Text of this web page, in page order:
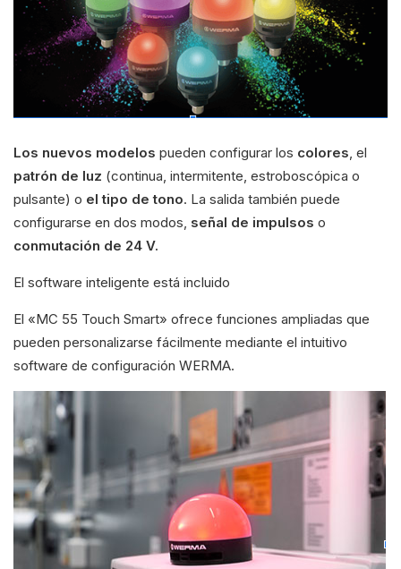
Los nuevos modelos pueden configurar los colores , el
patrón de luz (continua, intermitente, estroboscópica o
pulsante) o el tipo de tono. La salida también puede
configurarse en dos modos, señal de impulsos o
conmutación de 24 V.
El software inteligente está incluido
El «MC 55 Touch Smart» ofrece funciones ampliadas que
pueden personalizarse fácilmente mediante el intuitivo
software de configuración WERMA.